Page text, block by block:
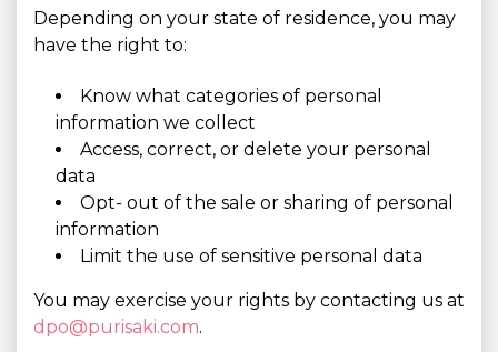
Depending on your state of residence, you may
have the right to:
Know what categories of personal
information we collect
Access, correct, or delete your personal
data
Opt- out of the sale or sharing of personal
information
Limit the use of sensitive personal data
You may exercise your rights by contacting us at
dpo@purisaki.com.